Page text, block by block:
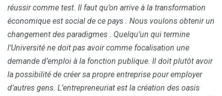
réussir comme test. Il faut qu’on arrive à la transformation
économique est social de ce pays . Nous voulons obtenir un
changement des paradigmes . Quelqu’un qui termine
l’Université ne doit pas avoir comme focalisation une
demande d’emploi à la fonction publique. Il doit plutôt avoir
la possibilité de créer sa propre entreprise pour employer
d’autres gens. L’entrepreneuriat est la création des oasis